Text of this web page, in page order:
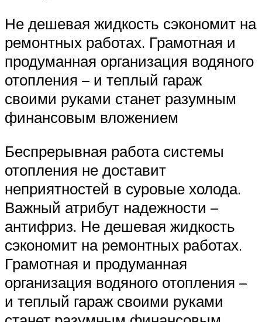
Не дешевая жидкость сэкономит на
ремонтных работах. Грамотная и
продуманная организация водяного
отопления – и теплый гараж
своими руками станет разумным
финансовым вложением
Беспрерывная работа системы
отопления не доставит
неприятностей в суровые холода.
Важный атрибут надежности –
антифриз. Не дешевая жидкость
сэкономит на ремонтных работах.
Грамотная и продуманная
организация водяного отопления –
и теплый гараж своими руками